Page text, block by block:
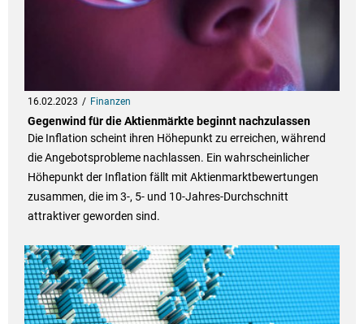
16.02.2023 Finanzen
Gegenwind für die Aktienmärkte beginnt nachzulassen
Die Inflation scheint ihren Höhepunkt zu erreichen, während
die Angebotsprobleme nachlassen. Ein wahrscheinlicher
Höhepunkt der Inflation fällt mit Aktienmarktbewertungen
zusammen, die im 3-, 5- und 10-Jahres-Durchschnitt
attraktiver geworden sind.